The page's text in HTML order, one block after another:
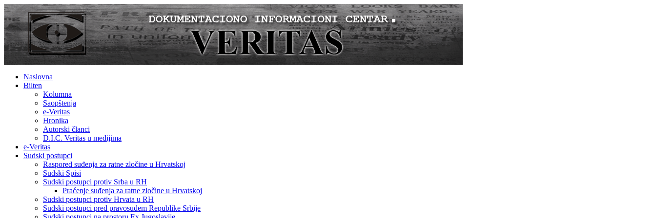
Naslovna
Bilten
Kolumna
Saopštenja
e-Veritas
Hronika
Autorski članci
D.I.C. Veritas u medijima
e-Veritas
Sudski postupci
Raspored suđenja za ratne zločine u Hrvatskoj
Sudski Spisi
Sudski postupci protiv Srba u RH
Praćenje suđenja za ratne zločine u Hrvatskoj
Sudski postupci protiv Hrvata u RH
Sudski postupci pred pravosuđem Republike Srbije